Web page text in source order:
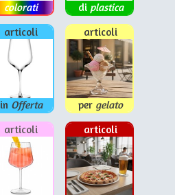
colorati di plastica
articoli
in Offerta
articoli
per gelato
articoli articoli